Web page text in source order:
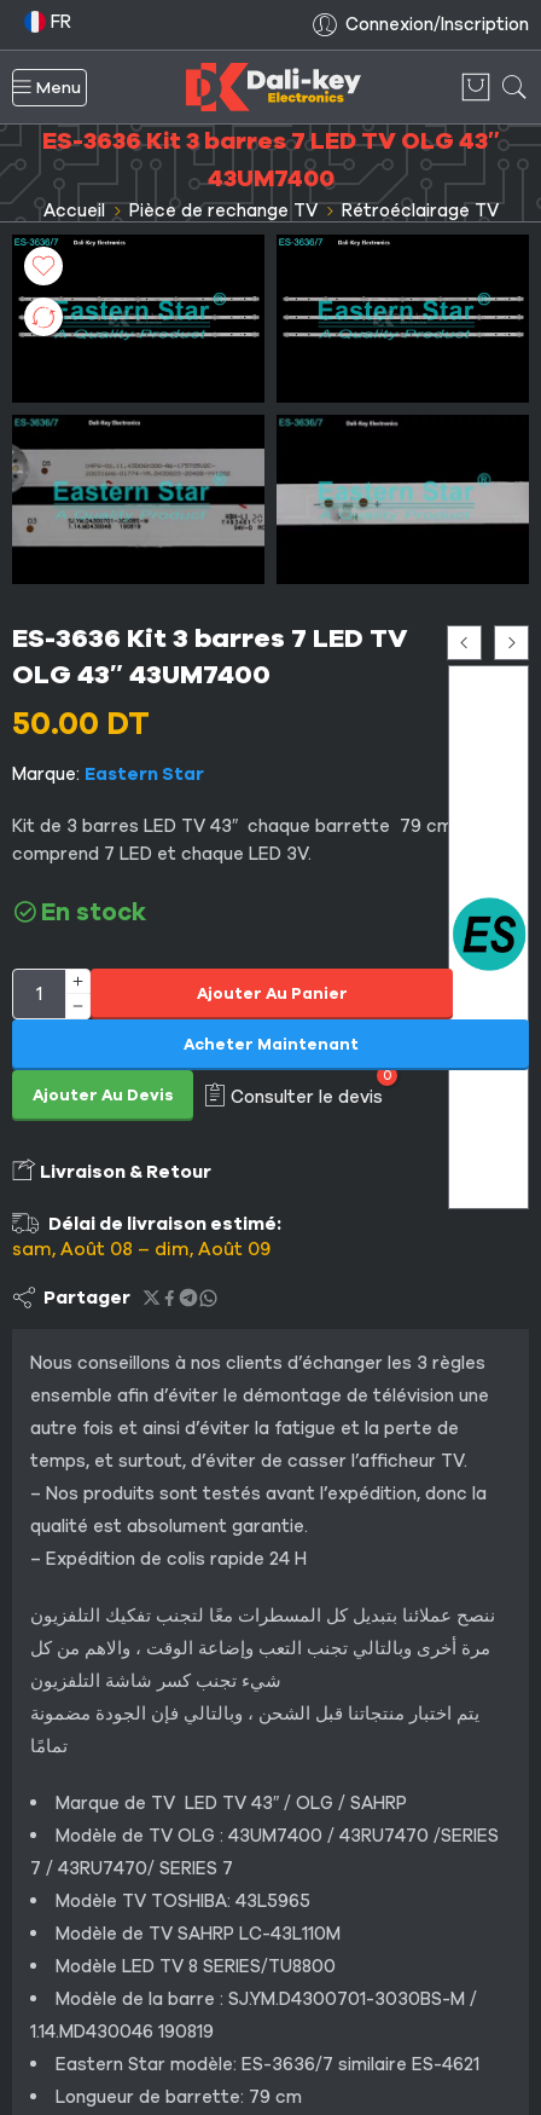
FR Connexion/Inscription
Menu
ES-3636 Kit 3 barres 7 LED TV OLG 43″
43UM7400
Accueil Pièce de rechange TV Rétroéclairage TV
ES-3636 Kit 3 barres 7 LED TV
OLG 43″ 43UM7400
50.00 DT
Marque: Eastern Star
Kit de 3 barres LED TV 43″ chaque barrette 79 cm et
comprend 7 LED et chaque LED 3V.
En stock
Ajouter Au Panier
Ajouter Au Devis Consulter le devis
0
Acheter Maintenant
Livraison & Retour
Délai de livraison estimé:
sam, Août 08 – dim, Août 09
Partager
Nous conseillons à nos clients d’échanger les 3 règles
ensemble afin d’éviter le démontage de télévision une
autre fois et ainsi d’éviter la fatigue et la perte de
temps, et surtout, d’éviter de casser l’afficheur TV.
– Nos produits sont testés avant l’expédition, donc la
qualité est absolument garantie.
– Expédition de colis rapide 24 H
ننصح عملائنا بتبديل كل المسطرات معًا لتجنب تفكيك التلفزيون
مرة أخرى وبالتالي تجنب التعب وإضاعة الوقت ، والاهم من كل
شيء تجنب كسر شاشة التلفزيون
يتم اختبار منتجاتنا قبل الشحن ، وبالتالي فإن الجودة مضمونة
تمامًا
Marque de TV LED TV 43″ / OLG / SAHRP
Modèle de TV OLG : 43UM7400 / 43RU7470 /SERIES
7 / 43RU7470/ SERIES 7
Modèle TV TOSHIBA: 43L5965
Modèle de TV SAHRP LC-43L110M
Modèle LED TV 8 SERIES/TU8800
Modèle de la barre : SJ.YM.D4300701-3030BS-M /
1.14.MD430046 190819
Eastern Star modèle: ES-3636/7 similaire ES-4621
Longueur de barrette: 79 cm